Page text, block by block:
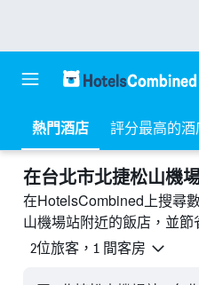
熱門酒店 評分最高的酒
在台北市北捷松山機
在HotelsCombined上搜尋
山機場站附近的飯店，並節
2位旅客，1 間客房